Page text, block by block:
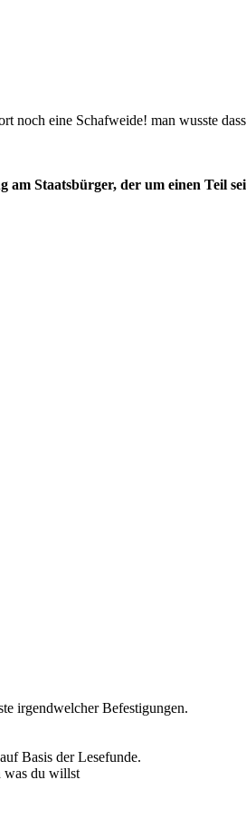
eine Schafweide! man wusste
Staatsbürger, der um einen Teil
irgendwelcher Befestigungen.
Basis der Lesefunde.
was du willst